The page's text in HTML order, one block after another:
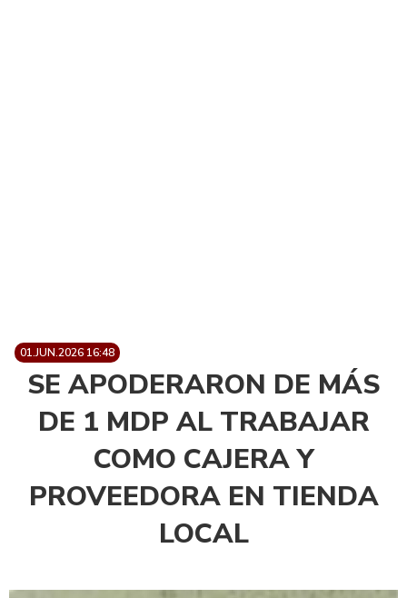
01.JUN.2026 16:48
SE APODERARON DE MÁS
DE 1 MDP AL TRABAJAR
COMO CAJERA Y
PROVEEDORA EN TIENDA
LOCAL